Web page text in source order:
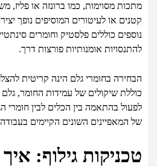
מתכות מסוימות, כמו ברונזה או פליז,
קטנים או לעיטורים המוסיפים נופך
נוספים כוללים פלסטיק וחומרים
להתנסויות אומנותיות פורצות דרך.
הבחירה בחומרי גלם הינה קריטית
כוללת שיקולים של עמידות החומר,
לפעול בהתאמה בין הכלים לבין חומרי
של המאפיינים השונים הקיימים
טכניקות גילוף: